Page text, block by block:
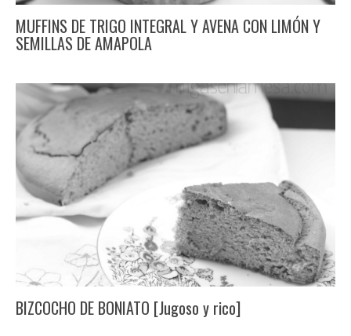
MUFFINS DE TRIGO INTEGRAL Y AVENA CON LIMÓN Y
SEMILLAS DE AMAPOLA
BIZCOCHO DE BONIATO [Jugoso y rico]